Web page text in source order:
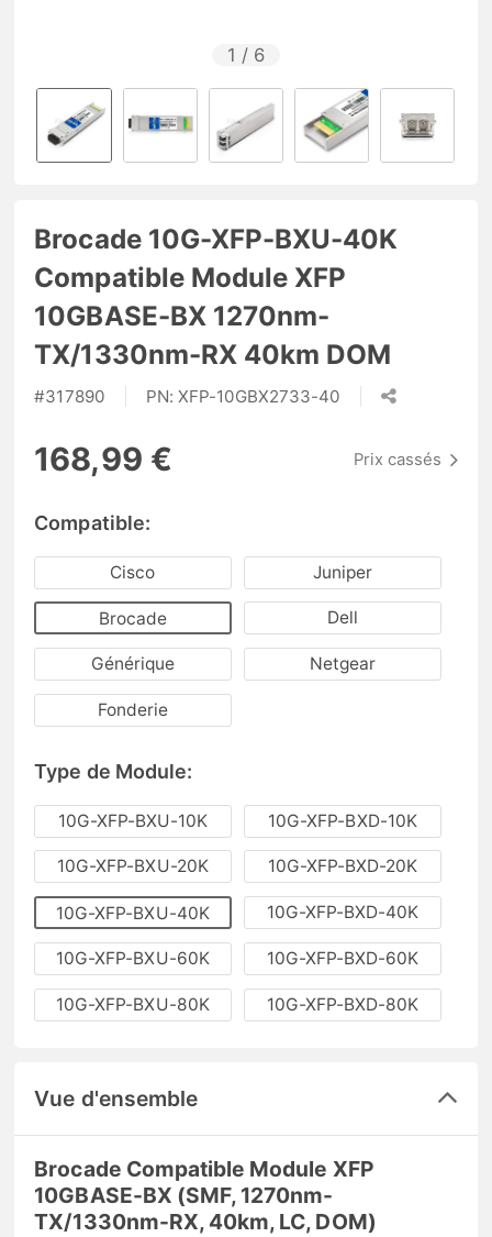
1 / 6
Brocade 10G-XFP-BXU-40K
Compatible Module XFP
10GBASE-BX 1270nm-
TX/1330nm-RX 40km DOM
#317890 PN: XFP-10GBX2733-40
168,99 € Prix cassés
Compatible:
Cisco Juniper
Brocade Dell
Générique Netgear
Fonderie
Type de Module:
10G-XFP-BXU-10K 10G-XFP-BXD-10K
10G-XFP-BXU-20K 10G-XFP-BXD-20K
10G-XFP-BXU-40K 10G-XFP-BXD-40K
10G-XFP-BXU-60K 10G-XFP-BXD-60K
10G-XFP-BXU-80K 10G-XFP-BXD-80K
Vue d'ensemble
Brocade Compatible Module XFP
10GBASE-BX (SMF, 1270nm-
TX/1330nm-RX, 40km, LC, DOM)